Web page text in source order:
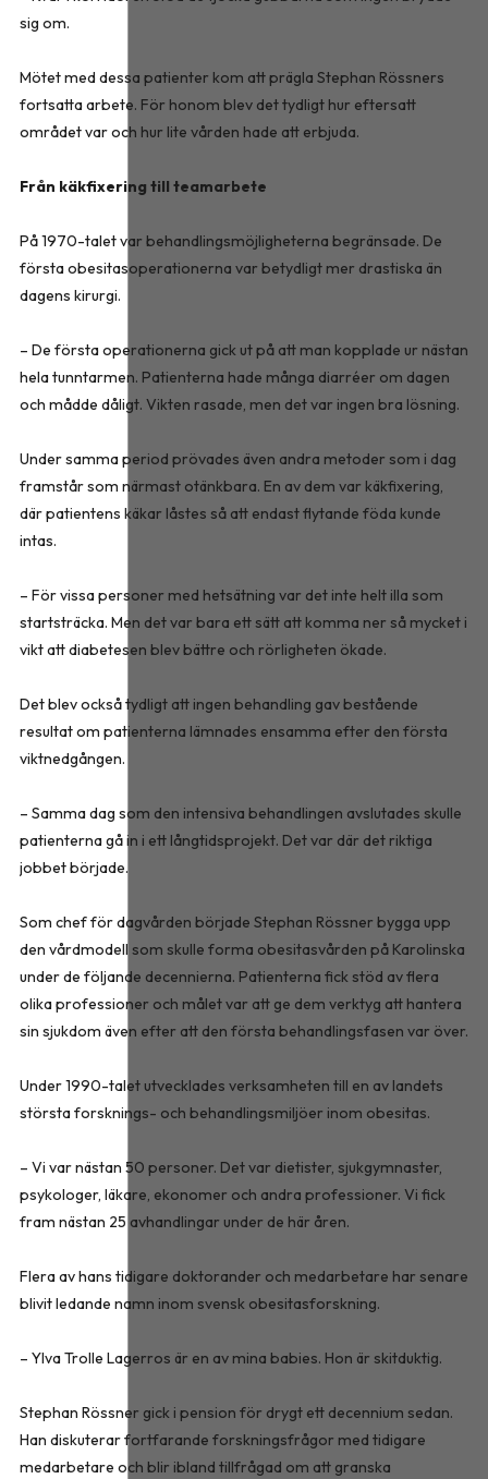
sig om.
Mötet med dessa patienter kom att prägla Stephan Rössners
fortsatta arbete. För honom blev det tydligt hur eftersatt
området var och hur lite vården hade att erbjuda.
Från käkfixering till teamarbete
På 1970-talet var behandlingsmöjligheterna begränsade. De
första obesitasoperationerna var betydligt mer drastiska än
dagens kirurgi.
– De första operationerna gick ut på att man kopplade ur nästan
hela tunntarmen. Patienterna hade många diarréer om dagen
och mådde dåligt. Vikten rasade, men det var ingen bra lösning.
Under samma period prövades även andra metoder som i dag
framstår som närmast otänkbara. En av dem var käkfixering,
där patientens käkar låstes så att endast flytande föda kunde
intas.
– För vissa personer med hetsätning var det inte helt illa som
startsträcka. Men det var bara ett sätt att komma ner så mycket i
vikt att diabetesen blev bättre och rörligheten ökade.
Det blev också tydligt att ingen behandling gav bestående
resultat om patienterna lämnades ensamma efter den första
viktnedgången.
– Samma dag som den intensiva behandlingen avslutades skulle
patienterna gå in i ett långtidsprojekt. Det var där det riktiga
jobbet började.
Som chef för dagvården började Stephan Rössner bygga upp
den vårdmodell som skulle forma obesitasvården på Karolinska
under de följande decennierna. Patienterna fick stöd av flera
olika professioner och målet var att ge dem verktyg att hantera
sin sjukdom även efter att den första behandlingsfasen var över.
Under 1990-talet utvecklades verksamheten till en av landets
största forsknings- och behandlingsmiljöer inom obesitas.
– Vi var nästan 50 personer. Det var dietister, sjukgymnaster,
psykologer, läkare, ekonomer och andra professioner. Vi fick
fram nästan 25 avhandlingar under de här åren.
Flera av hans tidigare doktorander och medarbetare har senare
blivit ledande namn inom svensk obesitasforskning.
– Ylva Trolle Lagerros är en av mina babies. Hon är skitduktig.
Stephan Rössner gick i pension för drygt ett decennium sedan.
Han diskuterar fortfarande forskningsfrågor med tidigare
medarbetare och blir ibland tillfrågad om att granska